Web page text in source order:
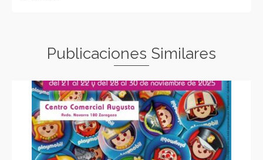
Publicaciones Similares